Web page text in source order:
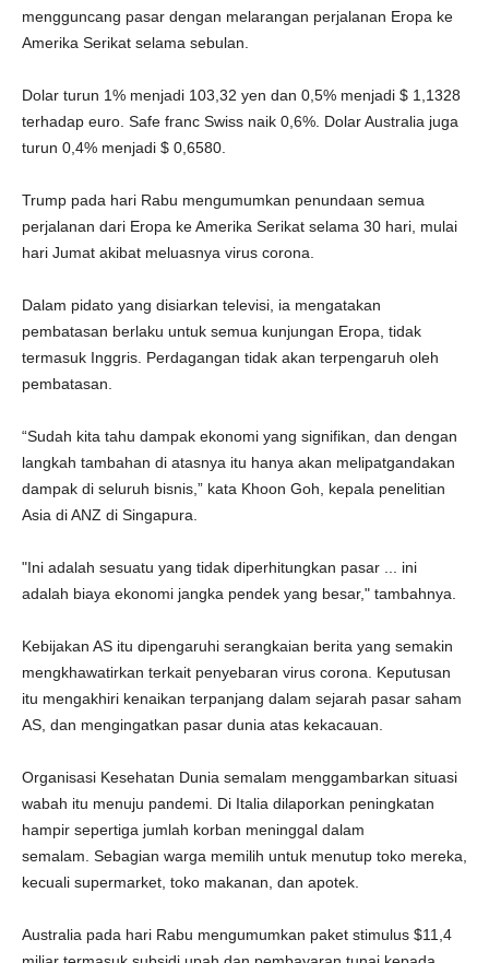
mengguncang pasar dengan melarangan perjalanan Eropa ke
Amerika Serikat selama sebulan.
Dolar turun 1% menjadi 103,32 yen dan 0,5% menjadi $ 1,1328
terhadap euro. Safe franc Swiss naik 0,6%. Dolar Australia juga
turun 0,4% menjadi $ 0,6580.
Trump pada hari Rabu mengumumkan penundaan semua
perjalanan dari Eropa ke Amerika Serikat selama 30 hari, mulai
hari Jumat akibat meluasnya virus corona.
Dalam pidato yang disiarkan televisi, ia mengatakan
pembatasan berlaku untuk semua kunjungan Eropa, tidak
termasuk Inggris. Perdagangan tidak akan terpengaruh oleh
pembatasan.
“Sudah kita tahu dampak ekonomi yang signifikan, dan dengan
langkah tambahan di atasnya itu hanya akan melipatgandakan
dampak di seluruh bisnis,” kata Khoon Goh, kepala penelitian
Asia di ANZ di Singapura.
"Ini adalah sesuatu yang tidak diperhitungkan pasar ... ini
adalah biaya ekonomi jangka pendek yang besar," tambahnya.
Kebijakan AS itu dipengaruhi serangkaian berita yang semakin
mengkhawatirkan terkait penyebaran virus corona. Keputusan
itu mengakhiri kenaikan terpanjang dalam sejarah pasar saham
AS, dan mengingatkan pasar dunia atas kekacauan.
Organisasi Kesehatan Dunia semalam menggambarkan situasi
wabah itu menuju pandemi. Di Italia dilaporkan peningkatan
hampir sepertiga jumlah korban meninggal dalam
semalam. Sebagian warga memilih untuk menutup toko mereka,
kecuali supermarket, toko makanan, dan apotek.
Australia pada hari Rabu mengumumkan paket stimulus $11,4